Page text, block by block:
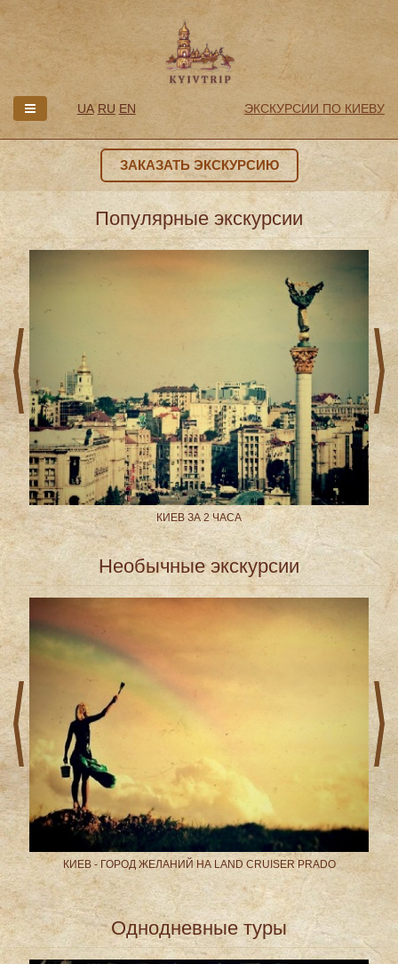
UA RU EN ЭКСКУРСИИ ПО КИЕВУ
ЗАКАЗАТЬ ЭКСКУРСИЮ
Популярные экскурсии
КИЕВ ЗА 2 ЧАСА
prev next
Необычные экскурсии
КИЕВ - ГОРОД ЖЕЛАНИЙ НА LAND CRUISER PRADO
prev next
Однодневные туры